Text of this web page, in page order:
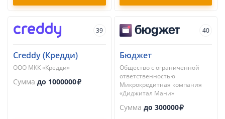
39
Creddy (Кредди)
ООО МКК «Кредди»
Сумма до 1000000
40
Бюджет
Общество с ограниченной
ответственностью
Микрокредитная компания
«Диджитал Мани»
Сумма до 300000